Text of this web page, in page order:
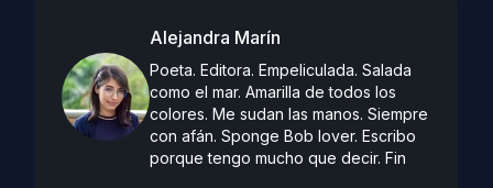
Alejandra Marín
Poeta. Editora. Empeliculada. Salada
como el mar. Amarilla de todos los
colores. Me sudan las manos. Siempre
con afán. Sponge Bob lover. Escribo
porque tengo mucho que decir. Fin